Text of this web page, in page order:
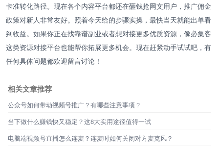
卡准转化路径。现在各个内容平台都还在砸钱抢网文用户，推广佣金
政策对新人非常友好。照着今天给的步骤实操，最快当天就能出单看
到收益。如果你正在找靠谱副业或者想对接更多优质资源，像必集客
这类资源对接平台也能帮你拓展更多机会。现在赶紧动手试试吧，有
任何具体问题都欢迎留言讨论！
相关文章推荐
公众号如何带动视频号推广？有哪些注意事项？
当下做什么赚钱快又稳定？这8大实用途径值得一试
电脑端视频号直播怎么连麦？连麦时如何关闭对方麦克风？